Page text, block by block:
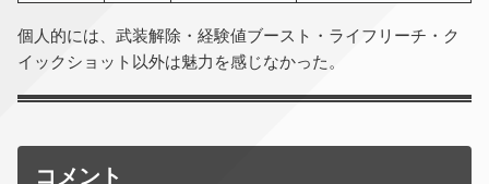
個人的には、武装解除・経験値ブースト・ライフリーチ・ク
イックショット以外は魅力を感じなかった。
コメント